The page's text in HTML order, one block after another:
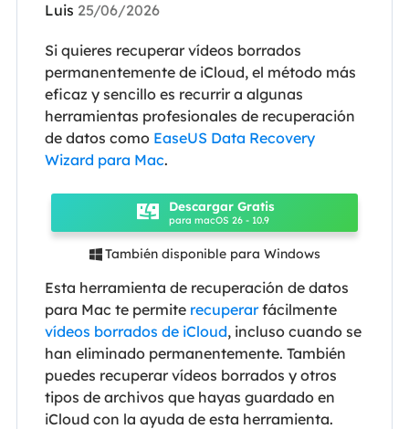
Luis 25/06/2026
Si quieres recuperar vídeos borrados
permanentemente de iCloud, el método más
eficaz y sencillo es recurrir a algunas
herramientas profesionales de recuperación
de datos como EaseUS Data Recovery
Wizard para Mac.
Descargar Gratis
para macOS 26 - 10.9
 También disponible para Windows
Esta herramienta de recuperación de datos
para Mac te permite recuperarfácilmente
vídeos borrados de iCloud, incluso cuando se
han eliminado permanentemente. También
puedes recuperar vídeos borrados y otros
tipos de archivos que hayas guardado en
iCloud con la ayuda de esta herramienta.